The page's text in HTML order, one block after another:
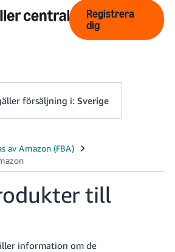
Registrera
dig
försäljning i: Sverige
till
information om de